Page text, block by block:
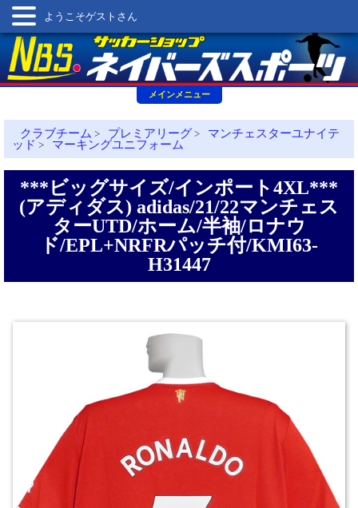
メインメニュー
ようこそゲストさん
クラブチーム > プレミアリーグ >
マンチェスターユナイテ
ッド > マーキングユニフォーム
***ビッグサイズ/インポート4XL***
(アディダス) adidas/21/22マンチェス
ターUTD/ホーム/半袖/ロナウ
ド/EPL+NRFRパッチ付/KMI63-
H31447